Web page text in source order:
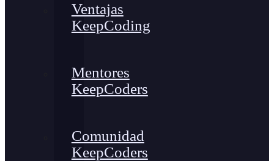
Ventajas
KeepCoding
Mentores
KeepCoders
Comunidad
KeepCoders